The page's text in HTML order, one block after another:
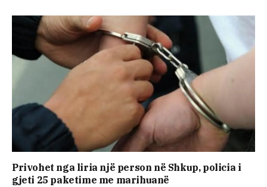
Privohet nga liria një person në Shkup, policia i
gjeti 25 paketime me marihuanë